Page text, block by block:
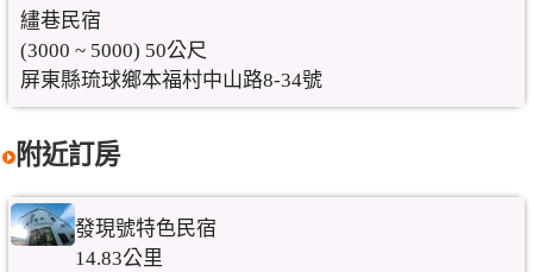
繣巷民宿
(3000 ~ 5000) 50公尺
屏東縣琉球鄉本福村中山路8-34號
附近訂房
發現號特色民宿
14.83公里